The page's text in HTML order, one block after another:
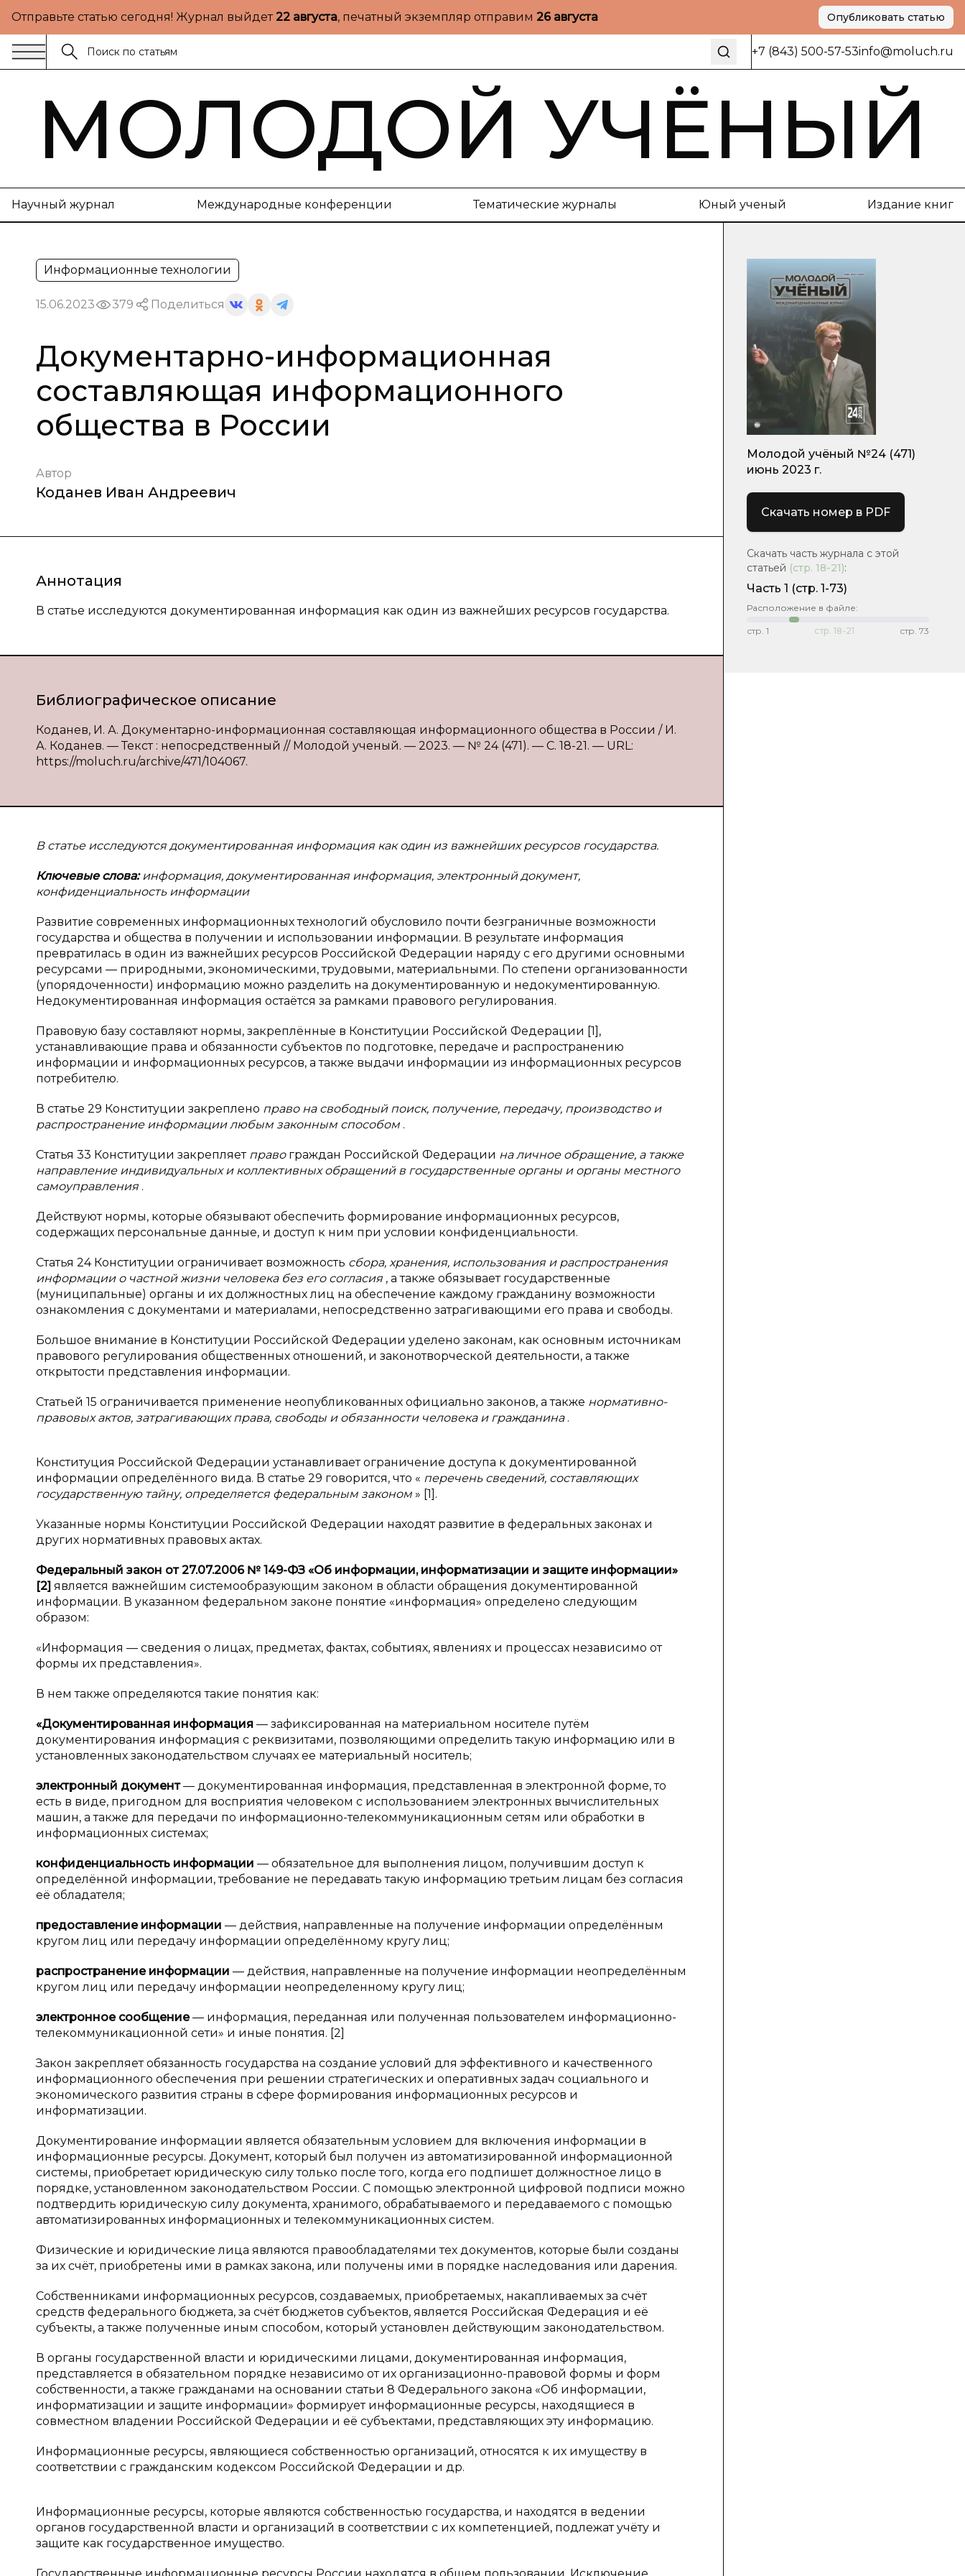
Отправьте статью сегодня! Журнал выйдет22 августа, печатный экземпляр отправим 26 августа Опубликовать статью
+7 (843) 500-57-53info@moluch.ru
МОЛОДОЙ УЧЁНЫЙ
Научный журнал Международные конференции Тематические журналы Юный ученый Издание книг
Информационные технологии
15.06.2023 379 Поделиться
Документарно-информационная
составляющая информационного
общества в России
Автор
Коданев Иван Андреевич
Аннотация
В статье исследуются документированная информация как один из важнейших ресурсов государства.
Библиографическое описание
Коданев, И. А. Документарно-информационная составляющая информационного общества в России / И.
А. Коданев. — Текст : непосредственный // Молодой ученый. — 2023. — № 24 (471). — С. 18-21. — URL:
https://moluch.ru/archive/471/104067.
В статье исследуются документированная информация как один из важнейших ресурсов государства.
Ключевые слова:информация, документированная информация, электронный документ,
конфиденциальность информации
Развитие современных информационных технологий обусловило почти безграничные возможности
государства и общества в получении и использовании информации. В результате информация
превратилась в один из важнейших ресурсов Российской Федерации наряду с его другими основными
ресурсами — природными, экономическими, трудовыми, материальными. По степени организованности
(упорядоченности) информацию можно разделить на документированную и недокументированную.
Недокументированная информация остаётся за рамками правового регулирования.
Правовую базу составляют нормы, закреплённые в Конституции Российской Федерации [1],
устанавливающие права и обязанности субъектов по подготовке, передаче и распространению
информации и информационных ресурсов, а также выдачи информации из информационных ресурсов
потребителю.
В статье 29 Конституции закреплено право на свободный поиск, получение, передачу, производство и
распространение информации любым законным способом .
Статья 33 Конституции закрепляет право граждан Российской Федерации на личное обращение, а также
направление индивидуальных и коллективных обращений в государственные органы и органы местного
самоуправления .
Действуют нормы, которые обязывают обеспечить формирование информационных ресурсов,
содержащих персональные данные, и доступ к ним при условии конфиденциальности.
Статья 24 Конституции ограничивает возможность сбора, хранения, использования и распространения
информации о частной жизни человека без его согласия , а также обязывает государственные
(муниципальные) органы и их должностных лиц на обеспечение каждому гражданину возможности
ознакомления с документами и материалами, непосредственно затрагивающими его права и свободы.
Большое внимание в Конституции Российской Федерации уделено законам, как основным источникам
правового регулирования общественных отношений, и законотворческой деятельности, а также
открытости представления информации.
Статьей 15 ограничивается применение неопубликованных официально законов, а также нормативно-
правовых актов, затрагивающих права, свободы и обязанности человека и гражданина .
Конституция Российской Федерации устанавливает ограничение доступа к документированной
информации определённого вида. В статье 29 говорится, что « перечень сведений, составляющих
государственную тайну, определяется федеральным законом » [1].
Указанные нормы Конституции Российской Федерации находят развитие в федеральных законах и
других нормативных правовых актах.
Федеральный закон от 27.07.2006 № 149-ФЗ «Об информации, информатизации и защите информации»
[2] является важнейшим системообразующим законом в области обращения документированной
информации. В указанном федеральном законе понятие «информация» определено следующим
образом:
«Информация — сведения о лицах, предметах, фактах, событиях, явлениях и процессах независимо от
формы их представления».
В нем также определяются такие понятия как:
«Документированная информация — зафиксированная на материальном носителе путём
документирования информация с реквизитами, позволяющими определить такую информацию или в
установленных законодательством случаях ее материальный носитель;
электронный документ— документированная информация, представленная в электронной форме, то
есть в виде, пригодном для восприятия человеком с использованием электронных вычислительных
машин, а также для передачи по информационно-телекоммуникационным сетям или обработки в
информационных системах;
конфиденциальность информации — обязательное для выполнения лицом, получившим доступ к
определённой информации, требование не передавать такую информацию третьим лицам без согласия
её обладателя;
предоставление информации — действия, направленные на получение информации определённым
кругом лиц или передачу информации определённому кругу лиц;
распространение информации — действия, направленные на получение информации неопределённым
кругом лиц или передачу информации неопределенному кругу лиц;
электронное сообщение— информация, переданная или полученная пользователем информационно-
телекоммуникационной сети» и иные понятия. [2]
Закон закрепляет обязанность государства на создание условий для эффективного и качественного
информационного обеспечения при решении стратегических и оперативных задач социального и
экономического развития страны в сфере формирования информационных ресурсов и
информатизации.
Документирование информации является обязательным условием для включения информации в
информационные ресурсы. Документ, который был получен из автоматизированной информационной
системы, приобретает юридическую силу только после того, когда его подпишет должностное лицо в
порядке, установленном законодательством России. С помощью электронной цифровой подписи можно
подтвердить юридическую силу документа, хранимого, обрабатываемого и передаваемого с помощью
автоматизированных информационных и телекоммуникационных систем.
Физические и юридические лица являются правообладателями тех документов, которые были созданы
за их счёт, приобретены ими в рамках закона, или получены ими в порядке наследования или дарения.
Собственниками информационных ресурсов, создаваемых, приобретаемых, накапливаемых за счёт
средств федерального бюджета, за счёт бюджетов субъектов, является Российская Федерация и её
субъекты, а также полученные иным способом, который установлен действующим законодательством.
В органы государственной власти и юридическими лицами, документированная информация,
представляется в обязательном порядке независимо от их организационно-правовой формы и форм
собственности, а также гражданами на основании статьи 8 Федерального закона «Об информации,
информатизации и защите информации» формирует информационные ресурсы, находящиеся в
совместном владении Российской Федерации и её субъектами, представляющих эту информацию.
Информационные ресурсы, являющиеся собственностью организаций, относятся к их имуществу в
соответствии с гражданским кодексом Российской Федерации и др.
Информационные ресурсы, которые являются собственностью государства, и находятся в ведении
органов государственной власти и организаций в соответствии с их компетенцией, подлежат учёту и
защите как государственное имущество.
Молодой учёный №24 (471)
июнь 2023 г.
Скачать номер в PDF
Скачать часть журнала с этой
статьей (стр. 18-21):
Часть 1 (стр. 1-73)
Расположение в файле:
стр. 1 стр. 18-21 стр. 73